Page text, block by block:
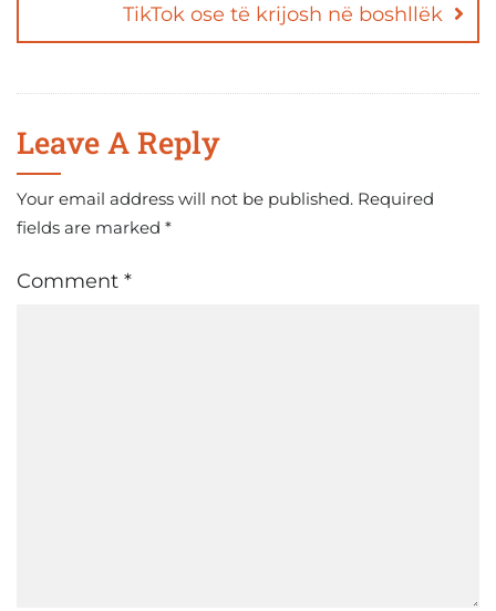
TikTok ose të krijosh në boshllëk
Leave A Reply
Your email address will not be published. Required
fields are marked *
Comment *